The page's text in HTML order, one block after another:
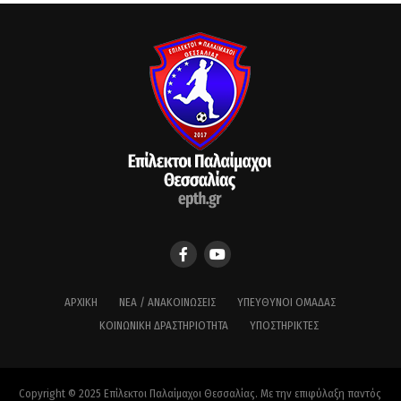
ΑΡΧΙΚΉ ΝΈΑ / ΑΝΑΚΟΙΝΏΣΕΙΣ
ΥΠΕΎΘΥΝΟΙ ΟΜΆΔΑΣ
ΚΟΙΝΩΝΙΚΉ ΔΡΑΣΤΗΡΙΌΤΗΤΑ
ΥΠΟΣΤΗΡΙΚΤΈΣ
Copyright © 2025 Επίλεκτοι Παλαίμαχοι Θεσσαλίας. Με την επιφύλαξη παντός